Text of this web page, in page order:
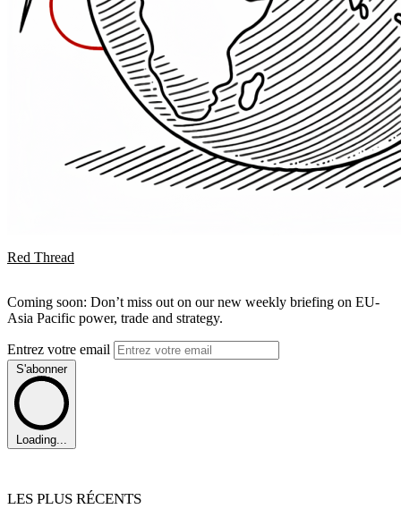
Red Thread
Coming soon: Don’t miss out on our new weekly briefing on EU-
Asia Pacific power, trade and strategy.
Entrez votre email
S'abonner
Loading...
LES PLUS RÉCENTS